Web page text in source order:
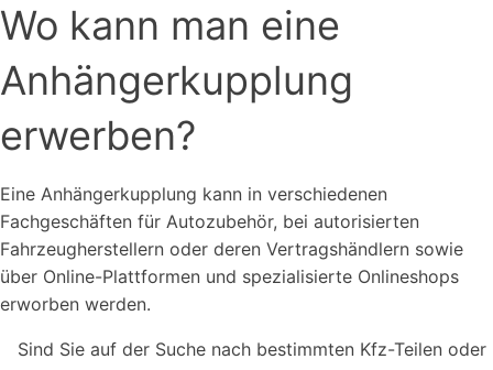
Wo kann man eine
Anhängerkupplung
erwerben?
Eine Anhängerkupplung kann in verschiedenen
Fachgeschäften für Autozubehör, bei autorisierten
Fahrzeugherstellern oder deren Vertragshändlern sowie
über Online-Plattformen und spezialisierte Onlineshops
erworben werden.
Sind Sie auf der Suche nach bestimmten Kfz-Teilen oder